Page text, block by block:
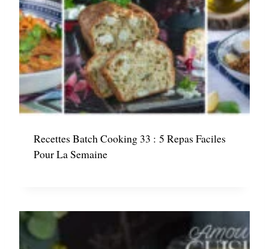
Recettes Batch Cooking 33 : 5 Repas Faciles
Pour La Semaine